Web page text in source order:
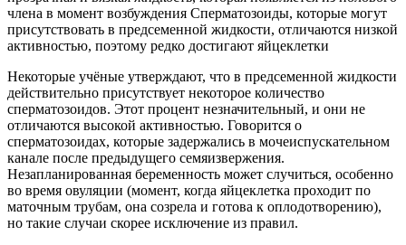
члена в момент возбуждения Сперматозоиды, которые могут
присутствовать в предсеменной жидкости, отличаются низкой
активностью, поэтому редко достигают яйцеклетки
Некоторые учёные утверждают, что в предсеменной жидкости
действительно присутствует некоторое количество
сперматозоидов. Этот процент незначительный, и они не
отличаются высокой активностью. Говорится о
сперматозоидах, которые задержались в мочеиспускательном
канале после предыдущего семяизвержения.
Незапланированная беременность может случиться, особенно
во время овуляции (момент, когда яйцеклетка проходит по
маточным трубам, она созрела и готова к оплодотворению),
но такие случаи скорее исключение из правил.